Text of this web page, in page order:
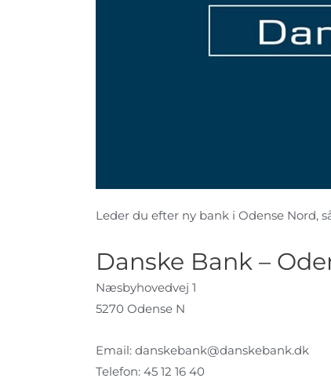
Leder du efter ny bank i Odense Nord,
Danske Bank –
Næsbyhovedvej 1
5270 Odense N
Email: danskebank@danskebank.dk
Telefon: 45 12 16 40